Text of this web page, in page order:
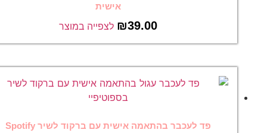
אישית
₪39.00 לצפייה במוצר
פד לעכבר בהתאמה אישית עם ברקוד לשיר Spotify